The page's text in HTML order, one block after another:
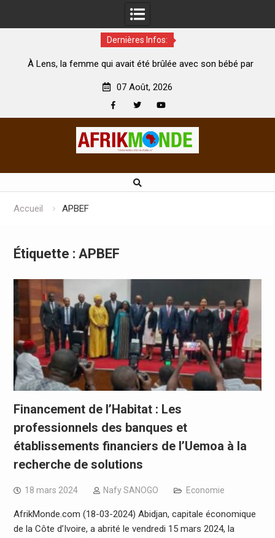
Dernières Infos:
la femme qui avait été brûlée avec son bébé par
07 Août, 2026
Accueil APBEF
Étiquette : APBEF
Financement de l’Habitat : Les
professionnels des banques et
établissements financiers de l’Uemoa à la
recherche de solutions
18 mars 2024 Nafy SANOGO Economie
AfrikMonde.com (18-03-2024) Abidjan, capitale économique
de la Côte d’Ivoire, a abrité le vendredi 15 mars 2024, la